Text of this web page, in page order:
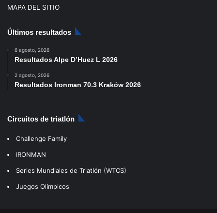
MAPA DEL SITIO
Últimos resultados
6 agosto, 2026
Resultados Alpe D’Huez L 2026
2 agosto, 2026
Resultados Ironman 70.3 Kraków 2026
Circuitos de triatlón
Challenge Family
IRONMAN
Series Mundiales de Triatlón (WTCS)
Juegos Olímpicos